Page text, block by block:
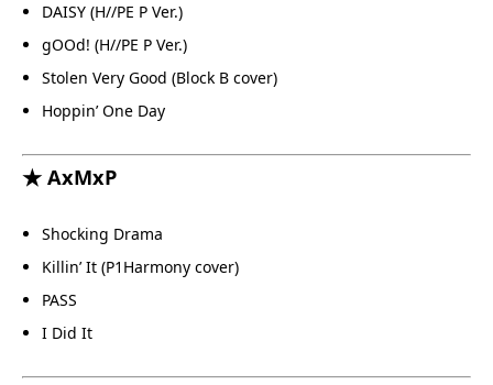
DAISY (H//PE P Ver.)
gOOd! (H//PE P Ver.)
Stolen Very Good (Block B cover)
Hoppin’ One Day
★ AxMxP
Shocking Drama
Killin’ It (P1Harmony cover)
PASS
I Did It